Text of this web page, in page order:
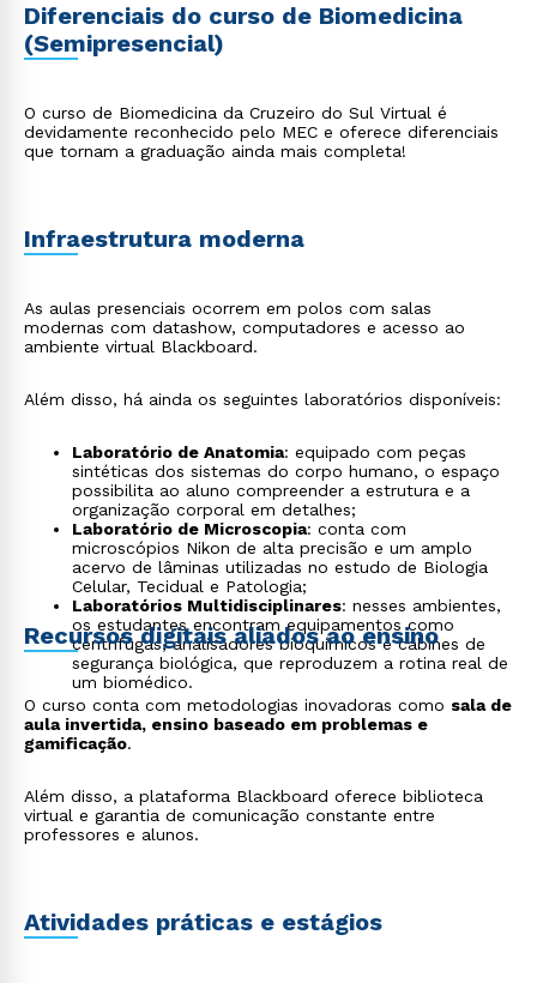
programas de saúde coletiva, contribuindo com
ações de diagnóstico, vigilância epidemiológica,
prevenção de doenças e promoção da saúde;
cromossômicas e testes de compatibilidade genética,
colaborando com diagnósticos precisos e
aconselhamento genético;
elucidação de crimes;
Estética e saúde: executa procedimentos estéticos
promover a saúde, bem-estar e autoestima dos
pacientes.
Diferenciais do curso de Biomedicina
(Semipresencial)
O curso de Biomedicina da Cruzeiro do Sul Virtual é
devidamente reconhecido pelo MEC e oferece diferenciais
que tornam a graduação ainda mais completa!
Infraestrutura moderna
As aulas presenciais ocorrem em polos com salas
modernas com datashow, computadores e acesso ao
ambiente virtual Blackboard.
Além disso, há ainda os seguintes laboratórios disponíveis:
Laboratório de Anatomia: equipado com peças
sintéticas dos sistemas do corpo humano, o espaço
possibilita ao aluno compreender a estrutura e a
organização corporal em detalhes;
Laboratório de Microscopia: conta com
microscópios Nikon de alta precisão e um amplo
acervo de lâminas utilizadas no estudo de Biologia
Celular, Tecidual e Patologia;
Laboratórios Multidisciplinares: nesses ambientes,
os estudantes encontram equipamentos como
centrífugas, analisadores bioquímicos e cabines de
segurança biológica, que reproduzem a rotina real de
um biomédico.
Recursos digitais aliados ao ensino
O curso conta com metodologias inovadoras como sala de
aula invertida, ensino baseado em problemas e
gamificação.
Além disso, a plataforma Blackboard oferece biblioteca
virtual e garantia de comunicação constante entre
professores e alunos.
Atividades práticas e estágios
Rápido e fácil
WhatsApp